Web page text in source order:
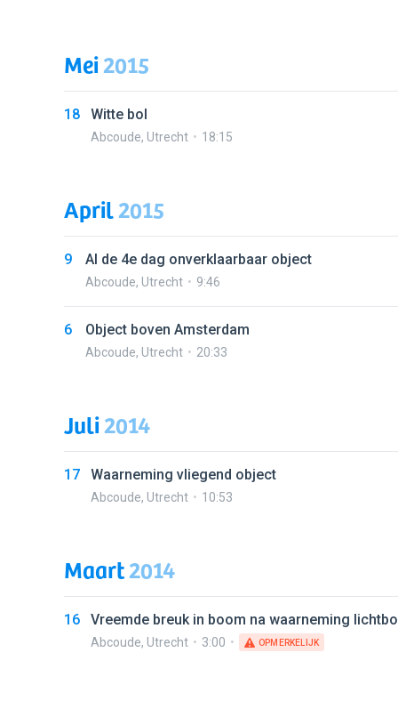
Mei2015
18 Witte bol
Abcoude, Utrecht 18:15
April2015
9 Al de 4e dag onverklaarbaar object
Abcoude, Utrecht 9:46
6 Object boven Amsterdam
Abcoude, Utrecht 20:33
Juli2014
17 Waarneming vliegend object
Abcoude, Utrecht 10:53
Maart2014
16 Vreemde breuk in boom na waarneming
Abcoude, Utrecht 3:00 OPMERKELIJK